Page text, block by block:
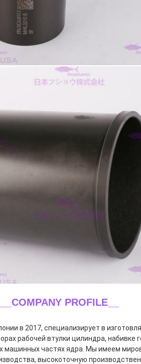
PROFILE__
в 2017, специализирует в
рабочей втулки цилиндра, набивке
машинных частях ядра. Мы имеем
высокоточную